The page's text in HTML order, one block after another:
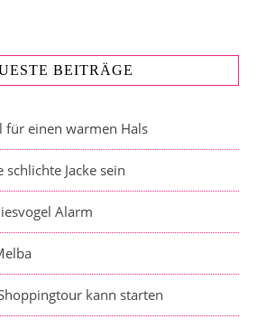
BEITRÄGE
für einen warmen Hals
Jacke sein
Alarm
kann starten